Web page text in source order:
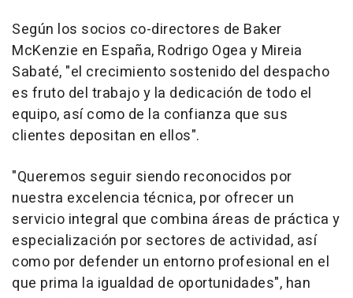
Según los socios co-directores de Baker
McKenzie en España, Rodrigo Ogea y Mireia
Sabaté, "el crecimiento sostenido del despacho
es fruto del trabajo y la dedicación de todo el
equipo, así como de la confianza que sus
clientes depositan en ellos".
"Queremos seguir siendo reconocidos por
nuestra excelencia técnica, por ofrecer un
servicio integral que combina áreas de práctica y
especialización por sectores de actividad, así
como por defender un entorno profesional en el
que prima la igualdad de oportunidades", han